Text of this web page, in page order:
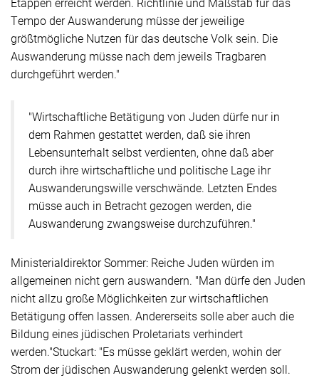
Tempo der Auswanderung müsse der jeweilige
größtmögliche Nutzen für das deutsche Volk sein. Die
Auswanderung müsse nach dem jeweils Tragbaren
durchgeführt werden."
"Wirtschaftliche Betätigung von Juden dürfe nur in
dem Rahmen gestattet werden, daß sie ihren
Lebensunterhalt selbst verdienten, ohne daß aber
durch ihre wirtschaftliche und politische Lage ihr
Auswanderungswille verschwände. Letzten Endes
müsse auch in Betracht gezogen werden, die
Auswanderung zwangsweise durchzuführen."
Ministerialdirektor Sommer: Reiche Juden würden im
allgemeinen nicht gern auswandern. "Man dürfe den Juden
nicht allzu große Möglichkeiten zur wirtschaftlichen
Betätigung offen lassen. Andererseits solle aber auch die
Bildung eines jüdischen Proletariats verhindert
werden."Stuckart: "Es müsse geklärt werden, wohin der
Strom der jüdischen Auswanderung gelenkt werden soll.